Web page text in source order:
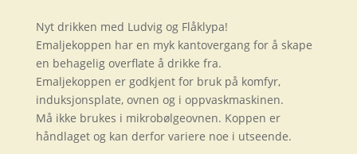
Nyt drikken med Ludvig og Flåklypa!
Emaljekoppen har en myk kantovergang for å skape
en behagelig overflate å drikke fra.
Emaljekoppen er godkjent for bruk på komfyr,
induksjonsplate, ovnen og i oppvaskmaskinen.
Må ikke brukes i mikrobølgeovnen. Koppen er
håndlaget og kan derfor variere noe i utseende.